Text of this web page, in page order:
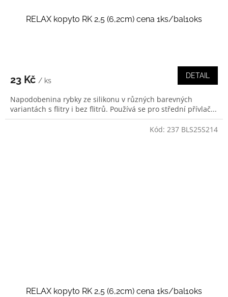
RELAX kopyto RK 2,5 (6,2cm) cena 1ks/bal10ks
23 Kč / ks
DETAIL
Napodobenina rybky ze silikonu v různých barevných
variantách s flitry i bez flitrů. Používá se pro střední přívlač...
RELAX kopyto RK 2,5 (6,2cm) cena 1ks/bal10ks
Kód: 237 BLS25S214